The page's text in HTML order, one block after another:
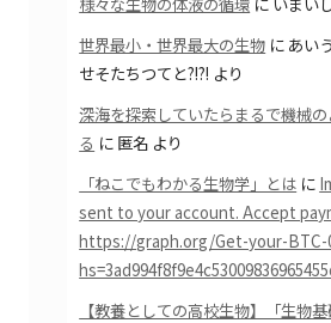
世界最小・世界最大の生物 に あい
せそたちつてと?!?! より
深海を探索していたらまるで機械
る に 匿名 より
「ねこでもわかる生物学」とは に
sent to your account. Accept
https://graph.org/Get-your-BTC-
【教養としての高校生物】「生物